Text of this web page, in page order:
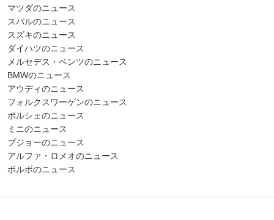
マツダのニュース
スバルのニュース
スズキのニュース
ダイハツのニュース
メルセデス・ベンツのニュース
BMWのニュース
アウディのニュース
フォルクスワーゲンのニュース
ポルシェのニュース
ミニのニュース
プジョーのニュース
アルファ・ロメオのニュース
ボルボのニュース